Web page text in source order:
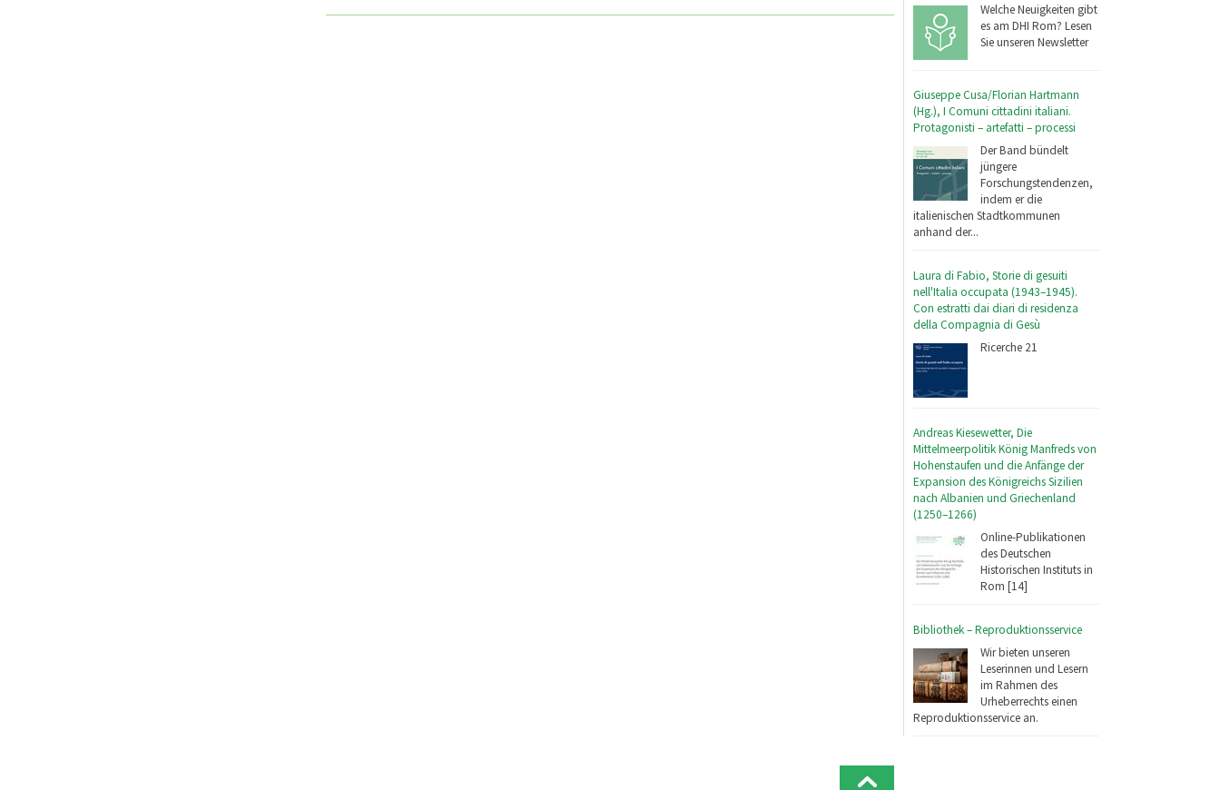
Welche Neuigkeiten gibt
es am DHI Rom? Lesen
Sie unseren Newsletter
Giuseppe Cusa/Florian Hartmann
(Hg.), I Comuni cittadini italiani.
Protagonisti – artefatti – processi
Der Band bündelt
jüngere
Forschungstendenzen,
indem er die
italienischen Stadtkommunen
anhand der...
Laura di Fabio, Storie di gesuiti
nell'Italia occupata (1943–1945).
Con estratti dai diari di residenza
della Compagnia di Gesù
Ricerche 21
Andreas Kiesewetter, Die
Mittelmeerpolitik König Manfreds von
Hohenstaufen und die Anfänge der
Expansion des Königreichs Sizilien
nach Albanien und Griechenland
(1250–1266)
Online-Publikationen
des Deutschen
Historischen Instituts in
Rom [14]
Bibliothek – Reproduktionsservice
Wir bieten unseren
Leserinnen und Lesern
im Rahmen des
Urheberrechts einen
Reproduktionsservice an.